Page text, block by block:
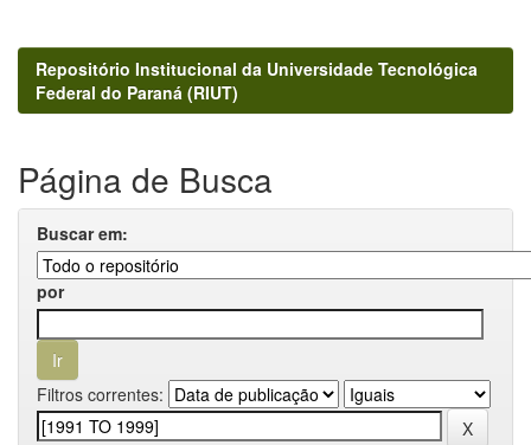
Repositório Institucional da Universidade Tecnológica
Federal do Paraná (RIUT)
Página de Busca
Buscar em:
por
Filtros correntes: